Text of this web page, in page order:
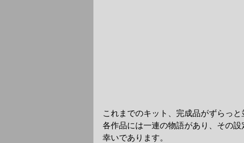
これまでのキット、完成品がずらっと
各作品には一連の物語があり、その
幸いであります。